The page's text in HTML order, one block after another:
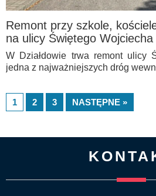
Remont przy szkole,
na ulicy Świętego Wojciecha
W Działdowie trwa remont ulicy
jedna z najważniejszych dróg
1 2 3 NASTĘPNE »